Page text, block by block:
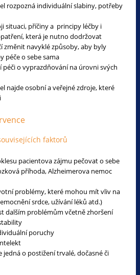
rozpozná individuální slabiny, potřeby
situaci, příčiny a principy léčby i
která je nutno dodržovat
změnit navyklé způsoby, aby byly
péče o sebe sama
péči o vyprazdňování na úrovni svých
najde osobní a veřejné zdroje, které
faktorů
pacientova zájmu pečovat o sebe
příhoda, Alzheimerova nemoc
problémy, které mohou mít vliv na
srdce, užívání léků atd.)
dalším problémům včetně zhoršení
poruchy
jedná o postižení trvalé, dočasné či